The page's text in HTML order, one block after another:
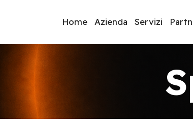
Home Azienda Servizi
per visualizzare le pagine consigliate.